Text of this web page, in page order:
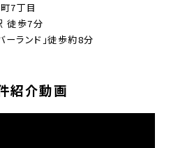
7丁目
徒歩7分
ランド」徒歩約8分
紹介動画